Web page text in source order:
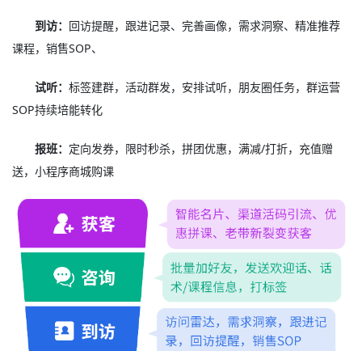
到访： 回访提醒，跟进记录、完善画像，需求洞察、精准推荐
课程，销售SOP、
试听：标签建群，活动群发，安排试听，朋友圈任务，群运营
SOP持续培能转化
报班： 定向发券，限时秒杀，拼团优惠，满减/打折，充值赠
送，小程序商城购课